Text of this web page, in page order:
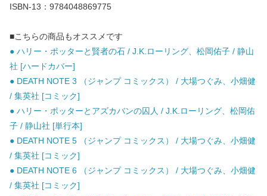
ISBN-13：9784048869775
■こちらの商品もオススメです
● ハリー・ポッターと賢者の石 / J.K.ローリング、松岡佑子 / 静山
社 [ハードカバー]
● DEATH NOTE 3 （ジャンプ コミックス） / 大場つぐみ、小畑健
/ 集英社 [コミック]
● ハリー・ポッターとアズカバンの囚人 / J.K.ローリング、松岡佑
子 / 静山社 [単行本]
● DEATH NOTE 5 （ジャンプ コミックス） / 大場つぐみ、小畑健
/ 集英社 [コミック]
● DEATH NOTE 6 （ジャンプ コミックス） / 大場つぐみ、小畑健
/ 集英社 [コミック]